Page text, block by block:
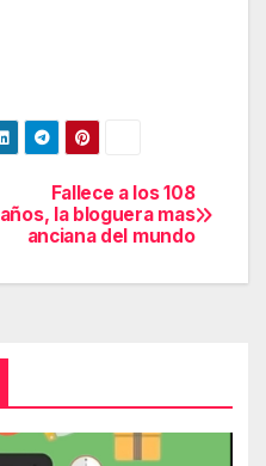
Fallece a los 108
años, la bloguera mas
anciana del mundo